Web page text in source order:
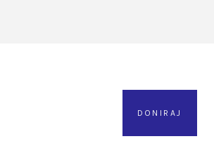
DONIRAJ